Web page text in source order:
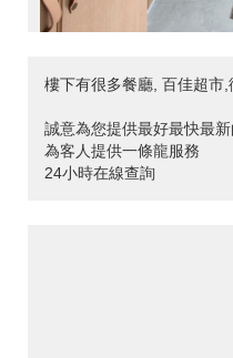
樓下有很多餐廳, 百佳超市,
誠意為您提供最好最快最
為客人提供一條龍服務
24小時在線查詢